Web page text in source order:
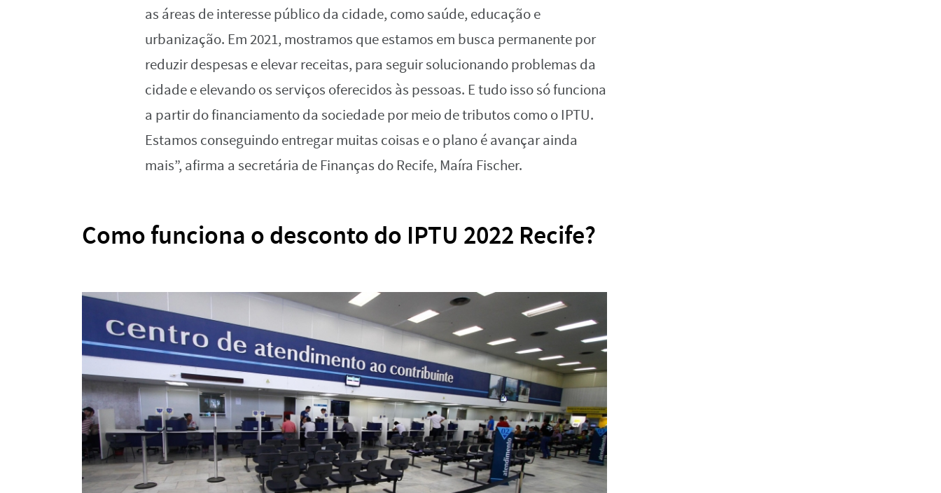
as áreas de interesse público da cidade, como saúde, educação e
urbanização. Em 2021, mostramos que estamos em busca permanente por
reduzir despesas e elevar receitas, para seguir solucionando problemas da
cidade e elevando os serviços oferecidos às pessoas. E tudo isso só funciona
a partir do financiamento da sociedade por meio de tributos como o IPTU.
Estamos conseguindo entregar muitas coisas e o plano é avançar ainda
mais”, afirma a secretária de Finanças do Recife, Maíra Fischer.
Como funciona o desconto do IPTU 2022 Recife?